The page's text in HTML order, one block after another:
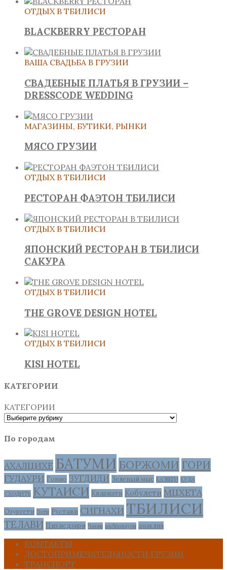
ОТДЫХ В ТБИЛИСИ
BLACKBERRY РЕСТОРАН
ВАША СВАДЬБА В ГРУЗИИ
СВАДЕБНЫЕ ПЛАТЬЯ В ГРУЗИИ –
DRESSCODE WEDDING
МАГАЗИНЫ, БУТИКИ, РЫНКИ
МЯСО ГРУЗИИ
ОТДЫХ В ТБИЛИСИ
РЕСТОРАН ФАЭТОН ТБИЛИСИ
ОТДЫХ В ТБИЛИСИ
ЯПОНСКИЙ РЕСТОРАН В ТБИЛИСИ
САКУРА
ОТДЫХ В ТБИЛИСИ
THE GROVE DESIGN HOTEL
ОТДЫХ В ТБИЛИСИ
KISI HOTEL
КАТЕГОРИИ
КАТЕГОРИИ
По городам
АХАЛЦИХЕ БАТУМИ БОРЖОМИ ГОРИ
ГУДАУРИ Гонио ЗУГДИДИ Зеленый мыс КАЗБЕГИ КУДА
СХОДИТЬ КУТАИСИ Квариати Кобулети МЦХЕТА
Озургети Поти Рустави СИГНАХИ ТБИЛИСИ
ТЕЛАВИ Цихисдзири Чакви амбролаури анаклия
КОНТАКТЫ
ДОСТОПРИМЕЧАТЕЛЬНОСТИ ГРУЗИИ
ТРАНСПОРТ